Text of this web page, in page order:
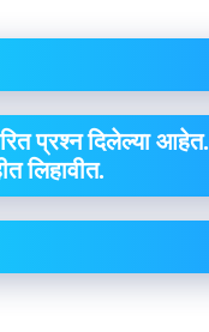
प्रश्न दिलेल्या आहेत.
लिहावीत.